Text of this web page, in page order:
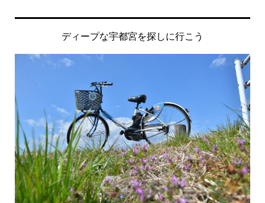
ディープな宇都宮を探しに行こう